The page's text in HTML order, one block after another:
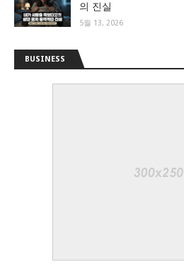
의 진실
5월 13, 2026
BUSINESS